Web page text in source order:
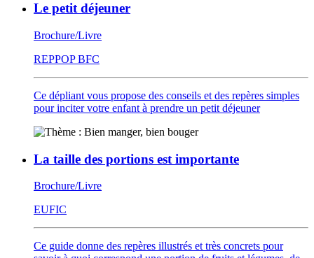
Le petit déjeuner
Brochure/Livre
REPPOP BFC
Ce dépliant vous propose des conseils et des repères simples
pour inciter votre enfant à prendre un petit déjeuner
La taille des portions est importante
Brochure/Livre
EUFIC
Ce guide donne des repères illustrés et très concrets pour